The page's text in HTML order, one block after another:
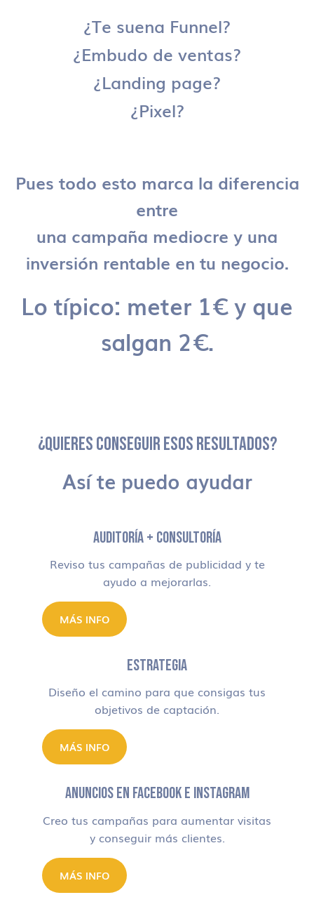
¿Te suena Funnel?
¿Embudo de ventas?
¿Landing page?
¿Pixel?
Pues todo esto marca la diferencia
entre
una campaña mediocre y una
inversión rentable en tu negocio.
Lo típico: meter 1€ y que
salgan 2€.
¿QUIERES CONSEGUIR ESOS RESULTADOS?
Así te puedo ayudar
AUDITORÍA + CONSULTORÍA
Reviso tus campañas de publicidad y te
ayudo a mejorarlas.
MÁS INFO
ESTRATEGIA
Diseño el camino para que consigas tus
objetivos de captación.
MÁS INFO
ANUNCIOS EN FACEBOOK E INSTAGRAM
Creo tus campañas para aumentar visitas
y conseguir más clientes.
MÁS INFO